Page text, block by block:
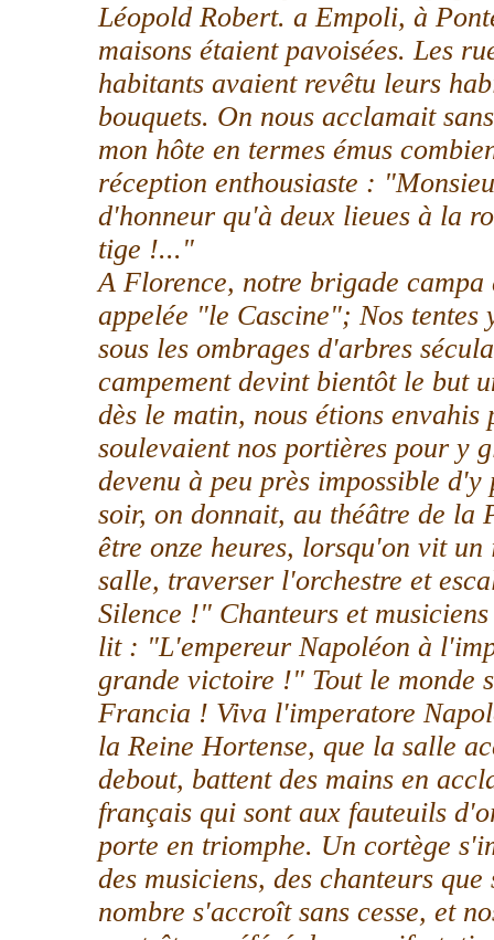
Léopold Robert. a Empoli, à
maisons étaient pavoisées. Les
habitants avaient revêtu leurs
bouquets. On nous acclamait
mon hôte en termes émus
réception enthousiaste :
d'honneur qu'à deux lieues à la
tige !..."
A Florence, notre brigade campa
appelée "le Cascine"; Nos tentes
sous les ombrages d'arbres
campement devint bientôt le but
dès le matin, nous étions
soulevaient nos portières pour y
devenu à peu près impossible
soir, on donnait, au théâtre de la
être onze heures, lorsqu'on vit
salle, traverser l'orchestre et
Silence !" Chanteurs et
lit : "L'empereur Napoléon à
grande victoire !" Tout le monde
Francia ! Viva l'imperatore
la Reine Hortense, que la salle
debout, battent des mains en
français qui sont aux fauteuils
porte en triomphe. Un cortège
des musiciens, des chanteurs
nombre s'accroît sans cesse, et